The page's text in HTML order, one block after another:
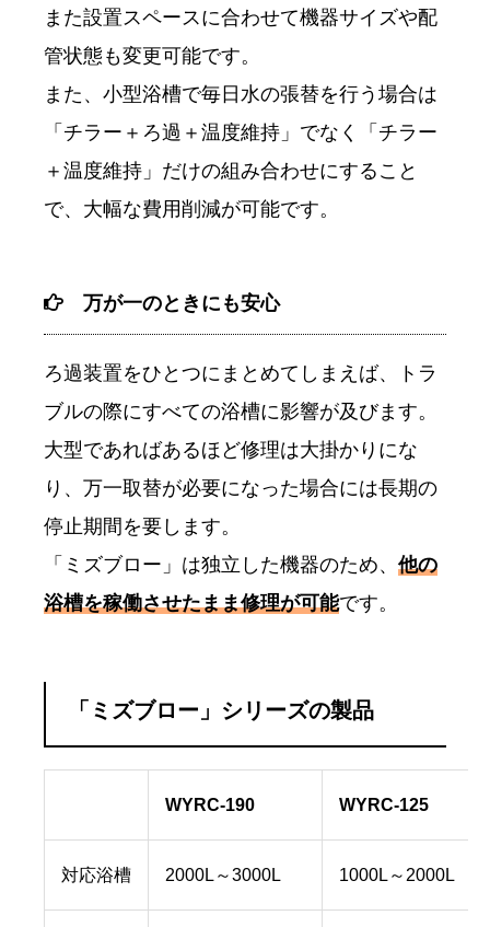
また設置スペースに合わせて機器サイズや配
管状態も変更可能です。
また、小型浴槽で毎日水の張替を行う場合は
「チラー＋ろ過＋温度維持」でなく「チラー
＋温度維持」だけの組み合わせにすること
で、大幅な費用削減が可能です。
万が一のときにも安心
ろ過装置をひとつにまとめてしまえば、トラ
ブルの際にすべての浴槽に影響が及びます。
大型であればあるほど修理は大掛かりにな
り、万一取替が必要になった場合には長期の
停止期間を要します。
「ミズブロー」は独立した機器のため、 他の
浴槽を稼働させたまま修理が可能です。
「ミズブロー」シリーズの製品
WYRC-190 WYRC-125
対応浴槽 2000L～3000L 1000L～2000L